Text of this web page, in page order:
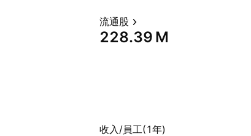
流通股
‪228.39 M‬
收入/員工(1年)